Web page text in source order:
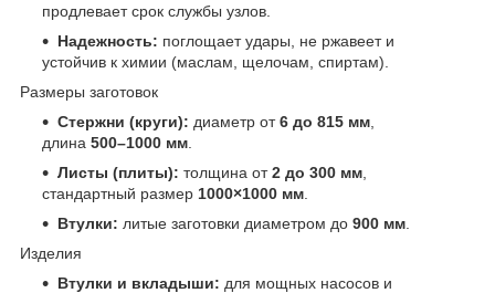
продлевает срок службы узлов.
Надежность: поглощает удары, не ржавеет и
устойчив к химии (маслам, щелочам, спиртам).
Размеры заготовок
Стержни (круги): диаметр от6 до 815 мм
длина 500–1000 мм
Листы (плиты): толщина от2 до 300 мм
стандартный размер 1000×1000 мм
Втулки: литые заготовки диаметром до 900 мм
Изделия
Втулки и вкладыши: для мощных насосов и